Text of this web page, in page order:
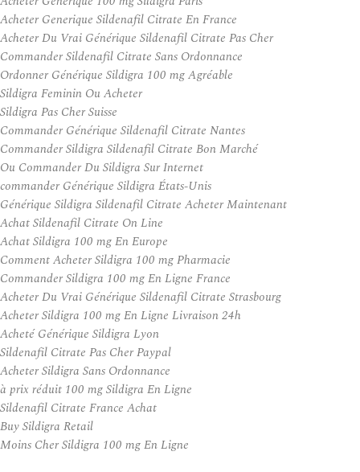
Acheter Generique Sildenafil Citrate En France
Acheter Du Vrai Générique Sildenafil Citrate Pas Cher
Commander Sildenafil Citrate Sans Ordonnance
Ordonner Générique Sildigra 100 mg Agréable
Sildigra Feminin Ou Acheter
Sildigra Pas Cher Suisse
Commander Générique Sildenafil Citrate Nantes
Commander Sildigra Sildenafil Citrate Bon Marché
Ou Commander Du Sildigra Sur Internet
commander Générique Sildigra États-Unis
Générique Sildigra Sildenafil Citrate Acheter Maintenant
Achat Sildenafil Citrate On Line
Achat Sildigra 100 mg En Europe
Comment Acheter Sildigra 100 mg Pharmacie
Commander Sildigra 100 mg En Ligne France
Acheter Du Vrai Générique Sildenafil Citrate Strasbourg
Acheter Sildigra 100 mg En Ligne Livraison 24h
Acheté Générique Sildigra Lyon
Sildenafil Citrate Pas Cher Paypal
Acheter Sildigra Sans Ordonnance
à prix réduit 100 mg Sildigra En Ligne
Sildenafil Citrate France Achat
Buy Sildigra Retail
Moins Cher Sildigra 100 mg En Ligne